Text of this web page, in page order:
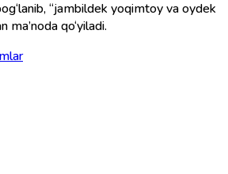
“jambildek yoqimtoy va oydek
ma’noda qo‘yiladi.